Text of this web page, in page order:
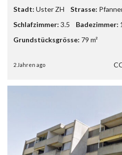
Stadt: Uster ZH Strasse:
Schlafzimmer: 3.5 Badezimmer: 1
Grundstücksgrösse: 79 m²
2 Jahren ago